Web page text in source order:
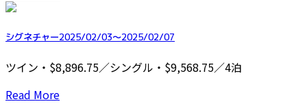
シグネチャー2025/02/03～2025/02/07
ツイン・$8,896.75／シングル・$9,568.75／4泊
Read More